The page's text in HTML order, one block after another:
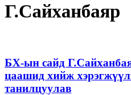
Г.Сайханбаяр
БХ-ын сайд
цаашид хийж
танилцуулав